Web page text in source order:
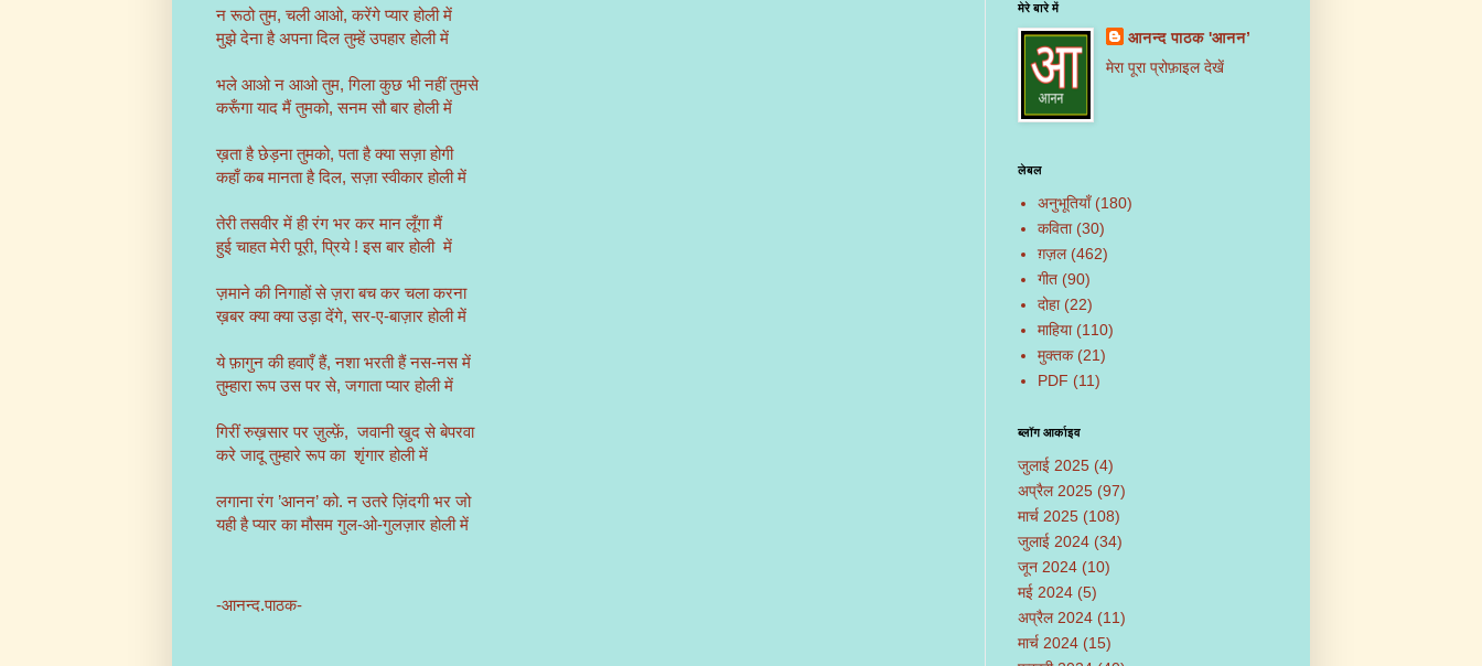
न रूठो तुम, चली आओ, करेंगे प्यार होली में
मुझे देना है अपना दिल तुम्हें उपहार होली में
भले आओ न आओ तुम, गिला कुछ भी नहीं तुमसे
करूँगा याद मैं तुमको, सनम सौ बार होली में
ख़ता है छेड़ना तुमको, पता है क्या सज़ा होगी
कहाँ कब मानता है दिल, सज़ा स्वीकार होली में
तेरी तसवीर में ही रंग भर कर मान लूँगा मैं
हुई चाहत मेरी पूरी, प्रिये ! इस बार होली में
ज़माने की निगाहों से ज़रा बच कर चला करना
ख़बर क्या क्या उड़ा देंगे, सर-ए-बाज़ार होली में
ये फ़ागुन की हवाएँ हैं, नशा भरती हैं नस-नस में
तुम्हारा रूप उस पर से, जगाता प्यार होली में
गिरीं रुख़सार पर ज़ुल्फ़ें, जवानी खुद से बेपरवा
करे जादू तुम्हारे रूप का शृंगार होली में
लगाना रंग ’आनन’ को. न उतरे ज़िंदगी भर जो
यही है प्यार का मौसम गुल-ओ-गुलज़ार होली में
-आनन्द.पाठक-
मेरे बारे में
आनन्द पाठक 'आनन’
मेरा पूरा प्रोफ़ाइल देखें
लेबल
अनुभूतियाँ (180)
कविता (30)
ग़ज़ल (462)
गीत (90)
दोहा (22)
माहिया (110)
मुक्तक (21)
PDF (11)
ब्लॉग आर्काइव
जुलाई 2025 (4)
अप्रैल 2025 (97)
मार्च 2025 (108)
जुलाई 2024 (34)
जून 2024 (10)
मई 2024 (5)
अप्रैल 2024 (11)
मार्च 2024 (15)